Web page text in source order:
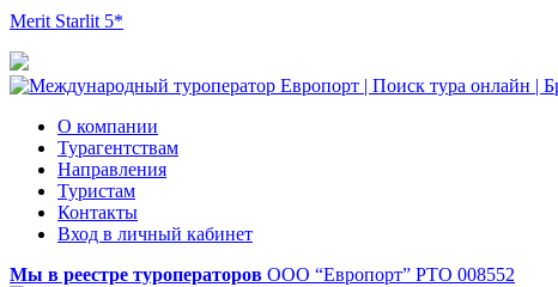
Merit Starlit 5*
О компании
Турагентствам
Направления
Туристам
Контакты
Вход в личный кабинет
Мы в реестре туроператоров ООО “Европорт” РТО 008552